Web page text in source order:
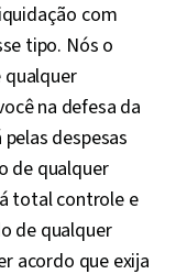
com
tipo. Nós o
na defesa da
despesas
de qualquer
total controle e
de qualquer
acordo que exija